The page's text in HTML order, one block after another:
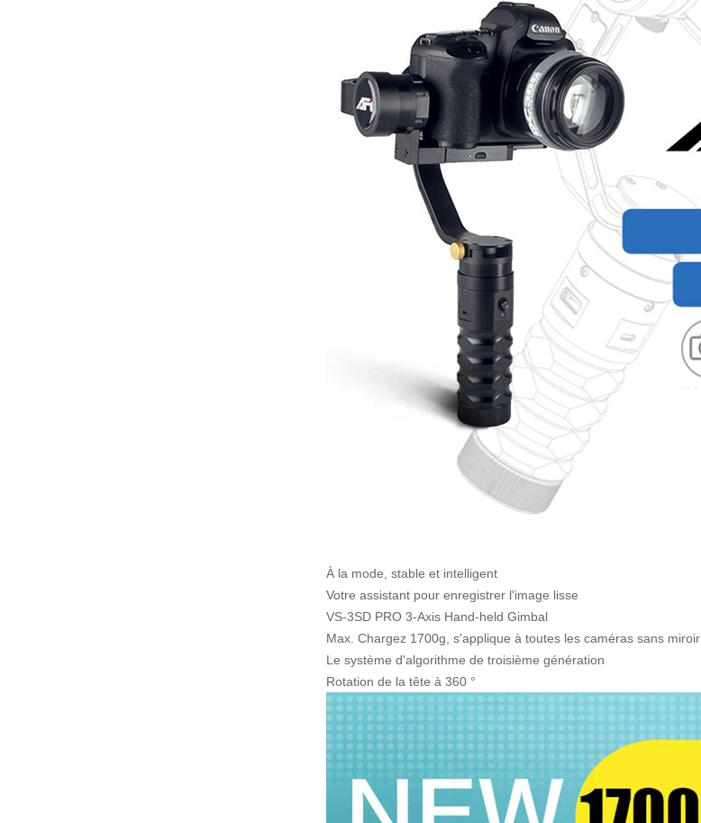
À la mode, stable et intelligent
Votre assistant pour enregistrer l'image lisse
VS-3SD PRO 3-Axis Hand-held Gimbal
Max. Chargez 1700g, s'applique à toutes les caméras sans miroir
Le système d'algorithme de troisième génération
Rotation de la tête à 360 °